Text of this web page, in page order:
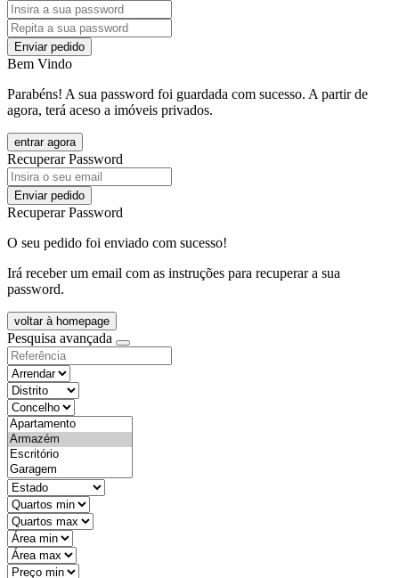
Enviar pedido
Bem Vindo
Parabéns! A sua password foi guardada com sucesso. A partir de
agora, terá aceso a imóveis privados.
entrar agora
Recuperar Password
Enviar pedido
Recuperar Password
O seu pedido foi enviado com sucesso!
Irá receber um email com as instruções para recuperar a sua
password.
voltar à homepage
Pesquisa avançada
objective
districtId
countyId
types
state
mintypo
maxtypo
minarea
maxarea
minprice